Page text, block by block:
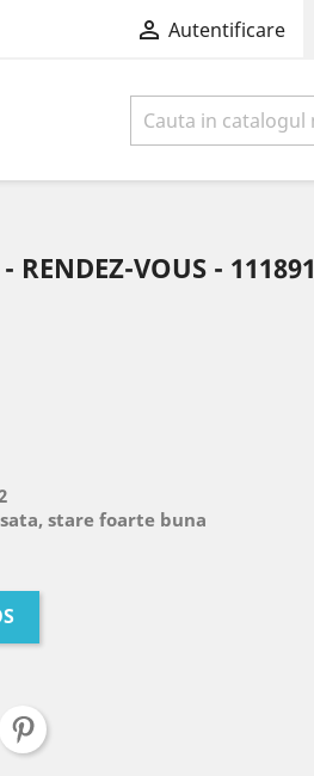
 Autentificare
VOUS - 111891
stare foarte buna